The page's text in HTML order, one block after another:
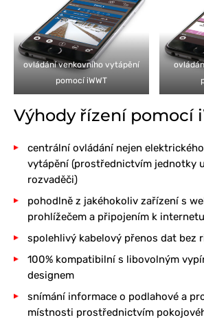
ovládání venkovního vytápění
pomocí iWWT
Výhody řízení pomocí
centrální ovládání nejen
vytápění (prostřednictvím jednotky
rozvaděči)
pohodlně z jakéhokoliv zařízení s
prohlížečem a připojením k internetu
spolehlivý kabelový přenos dat bez
100% kompatibilní s libovolným
designem
snímání informace o podlahové a
místnosti prostřednictvím